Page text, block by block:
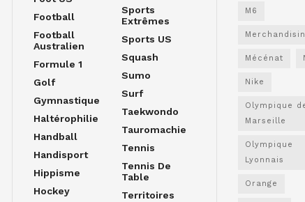
Football
Football
Australien
Formule 1
Golf
Gymnastique
Haltérophilie
Handball
Handisport
Hippisme
Hockey
Sports
Extrêmes
Sports US
Squash
Sumo
Surf
Taekwondo
Tauromachie
Tennis
Tennis De
Table
Territoires
M6
Mécénat
Nike
Olympique
Marseille
Olympique
Lyonnais
Orange